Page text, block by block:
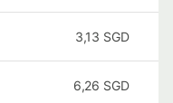
3,13 SGD
6,26 SGD